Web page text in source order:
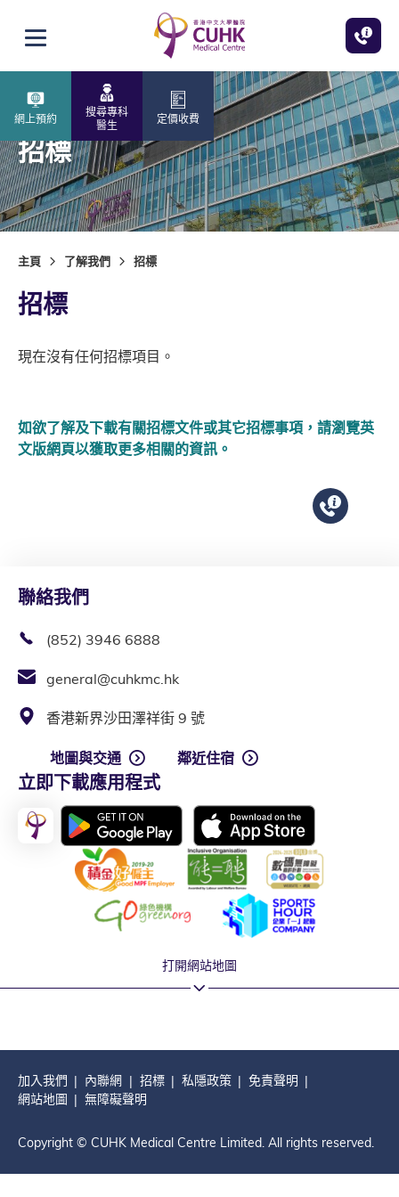
打開選單
網上預約
搜尋專科
醫生
定價收費
招標
主頁 了解我們 招標
招標
現在沒有任何招標項目。
如欲了解及下載有關招標文件或其它招標事項，請瀏覽英
文版網頁以獲取更多相關的資訊。
聯絡我們
(852) 3946 6888
general@cuhkmc.hk
香港新界沙田澤祥街 9 號
地圖與交通 鄰近住宿
立即下載應用程式
打開網站地圖
加入我們 內聯網 招標 私隱政策
免責聲明
網站地圖
無障礙聲明
Copyright © CUHK Medical Centre Limited. All rights reserved.